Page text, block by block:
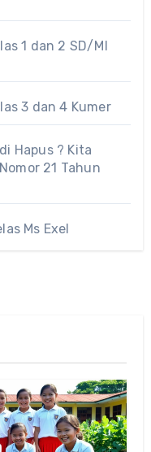
1 dan 2 SD/MI
3 dan 4 Kumer
Hapus ? Kita
21 Tahun
Ms Exel